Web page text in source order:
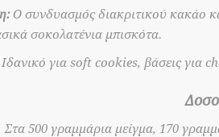
Ο συνδυασμός διακριτικού κακάο
σοκολατένια μπισκότα.
για soft cookies, βάσεις για
Στα 500 γραμμάρια μείγμα, 170